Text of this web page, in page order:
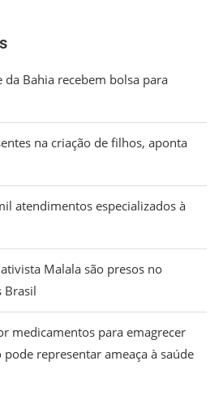
da Bahia recebem bolsa para
na criação de filhos, aponta
atendimentos especializados à
Malala são presos no
Brasil
medicamentos para emagrecer
representar ameaça à saúde